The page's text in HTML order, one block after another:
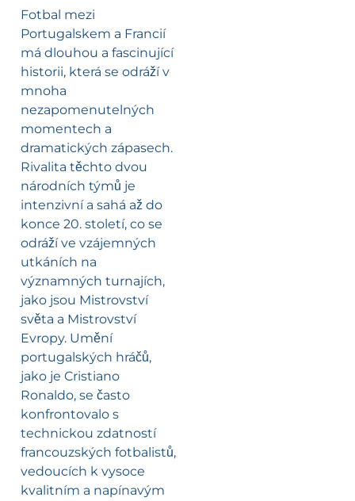
Fotbal mezi
Portugalskem a Francií
má dlouhou a fascinující
historii, která se odráží v
mnoha
nezapomenutelných
momentech a
dramatických zápasech.
Rivalita těchto dvou
národních týmů je
intenzivní a sahá až do
konce 20. století, co se
odráží ve vzájemných
utkáních na
významných turnajích,
jako jsou Mistrovství
světa a Mistrovství
Evropy. Umění
portugalských hráčů,
jako je Cristiano
Ronaldo, se často
konfrontovalo s
technickou zdatností
francouzských fotbalistů,
vedoucích k vysoce
kvalitním a napínavým